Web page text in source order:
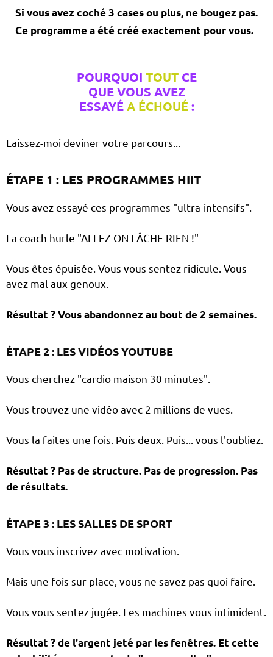
Si vous avez coché 3 cases ou plus, ne bougez pas.
Ce programme a été créé exactement pour vous.
POURQUOI TOUTCE
QUE VOUS AVEZ
ESSAYÉA ÉCHOUÉ:
Laissez-moi deviner votre parcours...
ÉTAPE 1 : LES PROGRAMMES HIIT
Vous avez essayé ces programmes "ultra-intensifs".
La coach hurle "ALLEZ ON LÂCHE RIEN !"
Vous êtes épuisée. Vous vous sentez ridicule. Vous
avez mal aux genoux.
Résultat ? Vous abandonnez au bout de 2 semaines.
ÉTAPE 2 : LES VIDÉOS YOUTUBE
Vous cherchez "cardio maison 30 minutes".
Vous trouvez une vidéo avec 2 millions de vues.
Vous la faites une fois. Puis deux. Puis... vous l'oubliez.
Résultat ? Pas de structure. Pas de progression. Pas
de résultats.
ÉTAPE 3 : LES SALLES DE SPORT
Vous vous inscrivez avec motivation.
Mais une fois sur place, vous ne savez pas quoi faire.
Vous vous sentez jugée. Les machines vous intimident.
Résultat ? de l'argent jeté par les fenêtres. Et cette